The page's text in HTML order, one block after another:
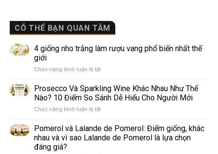
CÓ THỂ BẠN QUAN TÂM
4 giống nho trắng làm rượu vang phổ biến nhất thế
giới
Chức năng bình luận bị tắtở
giống
nho
trắng
làm
vang
phổ
Prosecco Và Sparkling Wine Khác Nhau Như Thế
Nào? 10 Điểm So Sánh Dễ Hiểu Cho Người Mới
Chức năng bình luận bị tắtở
Sparkling
Wine
Pomerol và Lalande de Pomerol: Điểm giống, khác
nhau và vì sao Lalande de Pomerol là lựa chọn
đáng giá?